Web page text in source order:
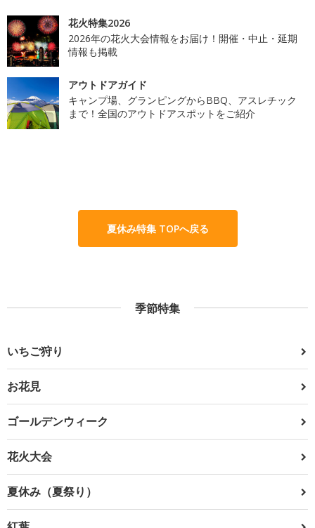
花火特集2026
2026年の花火大会情報をお届け！開催・中止・延期
情報も掲載
アウトドアガイド
キャンプ場、グランピングからBBQ、アスレチック
まで！全国のアウトドアスポットをご紹介
夏休み特集 TOPへ戻る
季節特集
いちご狩り
お花見
ゴールデンウィーク
花火大会
夏休み（夏祭り）